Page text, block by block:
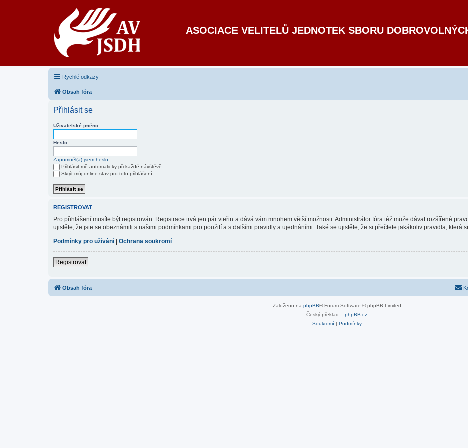
ASOCIACE VELITELŮ JEDNOTEK SBORU
Rychlé odkazy
Obsah fóra
Přihlásit se
Uživatelské jméno:
Heslo:
Zapomněl(a) jsem heslo
Přihlásit mě automaticky při každé návštěvě
Skrýt můj online stav pro toto přihlášení
REGISTROVAT
Pro přihlášení musíte být registrován. Registrace trvá jen pár vteřin a dává vám mnohem větší možnosti. Administrátor fóra též může dávat rozšířené
ujistěte, že jste se obeznámili s našimi podmínkami pro použití a s dalšími pravidly a ujednáními. Také se ujistěte, že si přečtete jakákoliv pravidla, která
Podmínky pro užívání | Ochrana soukromí
Registrovat
Obsah fóra
Založeno na phpBB® Forum Software © phpBB Limited
Český překlad – phpBB.cz
Soukromí| Podmínky